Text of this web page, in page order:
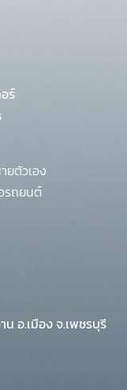
ร์
ยตัวเอง
รถยนต์
น อ.เมือง จ.เพชรบุรี